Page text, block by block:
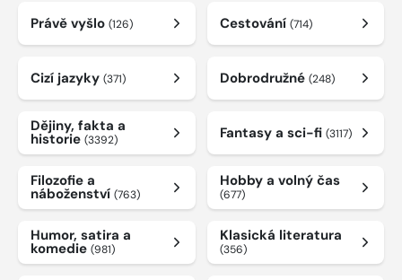
Právě vyšlo (126) Cestování (714)
Cizí jazyky (371) Dobrodružné (248)
Dějiny, fakta a
historie (3392) Fantasy a sci-fi (3117)
Filozofie a
náboženství (763)
Hobby a volný čas
(677)
Humor, satira a
komedie (981)
Klasická literatura
(356)